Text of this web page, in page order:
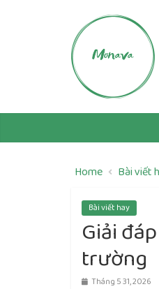
Home Bài viết
Bài viết hay
Giải
trường
Tháng 5 31, 2026